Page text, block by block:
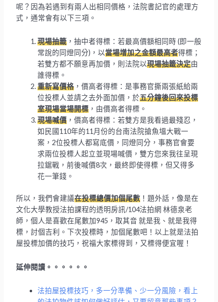
呢？因為若遇到有兩人出相同價格，法院書記官的處理方
式，通常會有以下三項。
現場抽籤 ，抽中者得標：若最高價額相同時 (即一般
常說的同燈同分)，以當場增加之金額最高者得標；
若雙方都不願意再加價，則法院以現場抽籤決定由
誰得標。
重新寫價格 ，價高者得標：是事務官撕兩張紙給兩
位投標人並請之去外面加價，於五分鐘後回來投標
室現場當場開標 ，由價高者得標。
現場喊價 ，價高者得標：若雙方是我看過最殘忍，
如民國110年的11月份的台南法院搶魚塭大戰一
案，2位投標人都寫底價，同燈同分，事務官會要
求兩位投標人起立並現場喊價，雙方您來我往呈現
拉鋸戰，前後喊價8次，最終即使得標，但又得多
花一筆錢。
所以，我們會建議在投標總價加個尾數 ！題外話，像是在
文化大學教授法拍課程的透明房訊/104法拍網 林德泉老
師，個人是喜歡在尾數加945，取其音 就是我、就是我得
標，討個吉利。下次投標時，加個尾數吧！以上就是法拍
屋投標加價的技巧，祝福大家標得到，又標得便宜喔！
延伸閱讀。。。。。。
法拍屋投標技巧，多一分準備、少一分風險，看上